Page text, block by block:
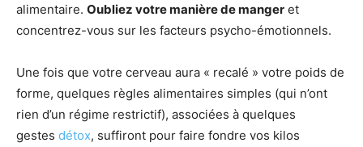
alimentaire. Oubliez votre manière de manger et
concentrez-vous sur les facteurs psycho-émotionnels.
Une fois que votre cerveau aura « recalé » votre poids de
forme, quelques règles alimentaires simples (qui n’ont
rien d’un régime restrictif), associées à quelques
gestes détox, suffiront pour faire fondre vos kilos